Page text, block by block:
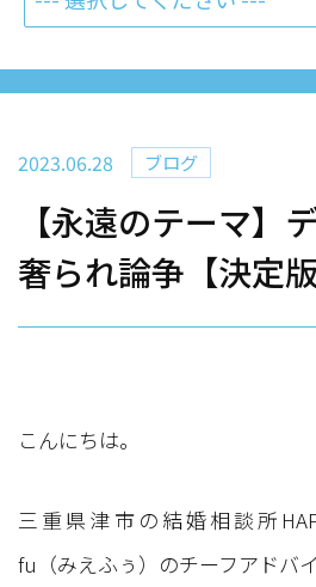
2023.06.28 ブログ
【永遠のテーマ】
奢られ論争【決定版
こんにちは。
三重県津市の結婚相談所
fu（みえふぅ）のチーフアドバ